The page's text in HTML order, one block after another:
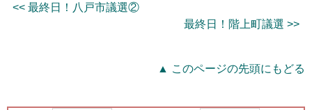
<< 最終日！八戸市議選②
最終日！階上町議選 >>
▲ このページの先頭にもどる